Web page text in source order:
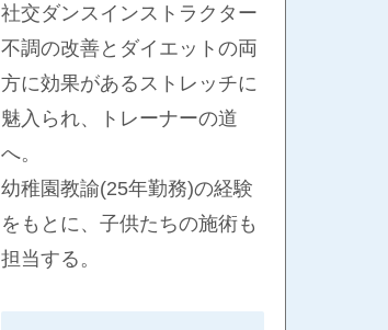
社交ダンスインストラクター
不調の改善とダイエットの両
方に効果があるストレッチに
魅入られ、トレーナーの道
へ。
幼稚園教諭(25年勤務)の経験
をもとに、子供たちの施術も
担当する。